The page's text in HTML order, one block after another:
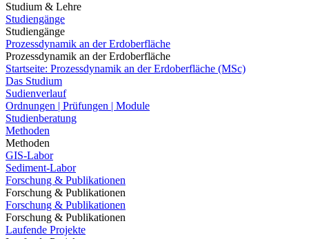
Studium & Lehre
Studiengänge
Studiengänge
Prozessdynamik an der Erdoberfläche
Prozessdynamik an der Erdoberfläche
Startseite: Prozessdynamik an der Erdoberfläche (MSc)
Das Studium
Sudienverlauf
Ordnungen | Prüfungen | Module
Studienberatung
Methoden
Methoden
GIS-Labor
Sediment-Labor
Forschung & Publikationen
Forschung & Publikationen
Forschung & Publikationen
Forschung & Publikationen
Laufende Projekte